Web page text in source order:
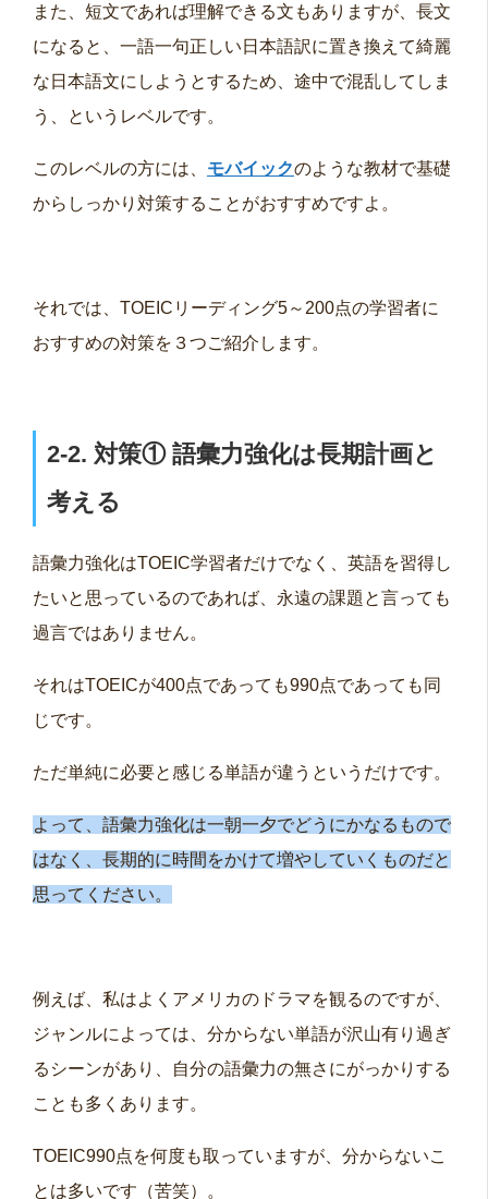
また、短文であれば理解できる文もありますが、長文
になると、一語一句正しい日本語訳に置き換えて綺麗
な日本語文にしようとするため、途中で混乱してしま
う、というレベルです。
このレベルの方には、 モバイックのような教材で基礎
からしっかり対策することがおすすめですよ。
それでは、TOEICリーディング5～200点の学習者に
おすすめの対策を３つご紹介します。
2-2. 対策① 語彙力強化は長期計画と
考える
語彙力強化はTOEIC学習者だけでなく、英語を習得し
たいと思っているのであれば、永遠の課題と言っても
過言ではありません。
それはTOEICが400点であっても990点であっても同
じです。
ただ単純に必要と感じる単語が違うというだけです。
よって、語彙力強化は一朝一夕でどうにかなるもので
はなく、長期的に時間をかけて増やしていくものだと
思ってください。
例えば、私はよくアメリカのドラマを観るのですが、
ジャンルによっては、分からない単語が沢山有り過ぎ
るシーンがあり、自分の語彙力の無さにがっかりする
ことも多くあります。
TOEIC990点を何度も取っていますが、分からないこ
とは多いです（苦笑）。